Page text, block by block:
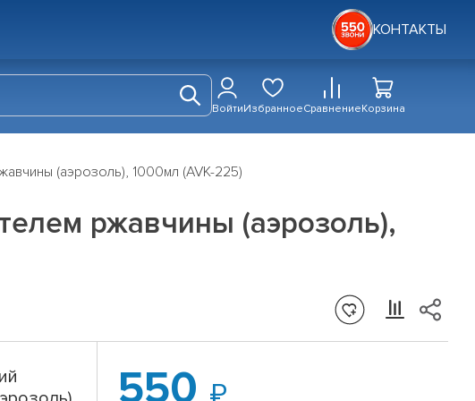
КОНТАКТЫ
ВойтиИзбранноеСравнениеКорзина
(аэрозоль), 1000мл (AVK-225)
ржавчины (аэрозоль),
550